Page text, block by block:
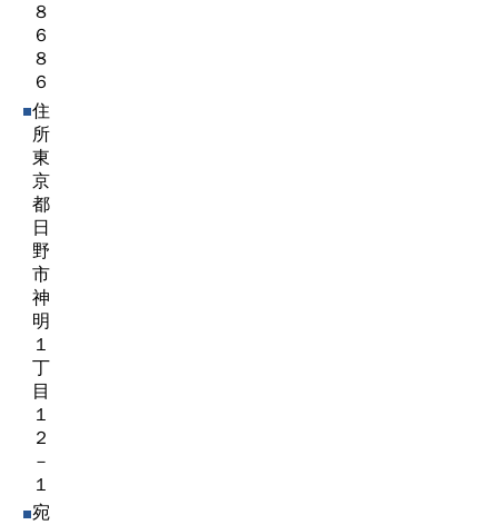
８
６
８
６
住
所
東
京
都
日
野
市
神
明
１
丁
目
１
２
－
１
宛